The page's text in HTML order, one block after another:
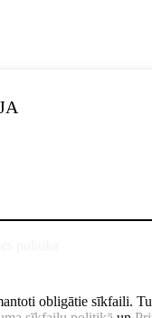
obligātie sīkfaili.